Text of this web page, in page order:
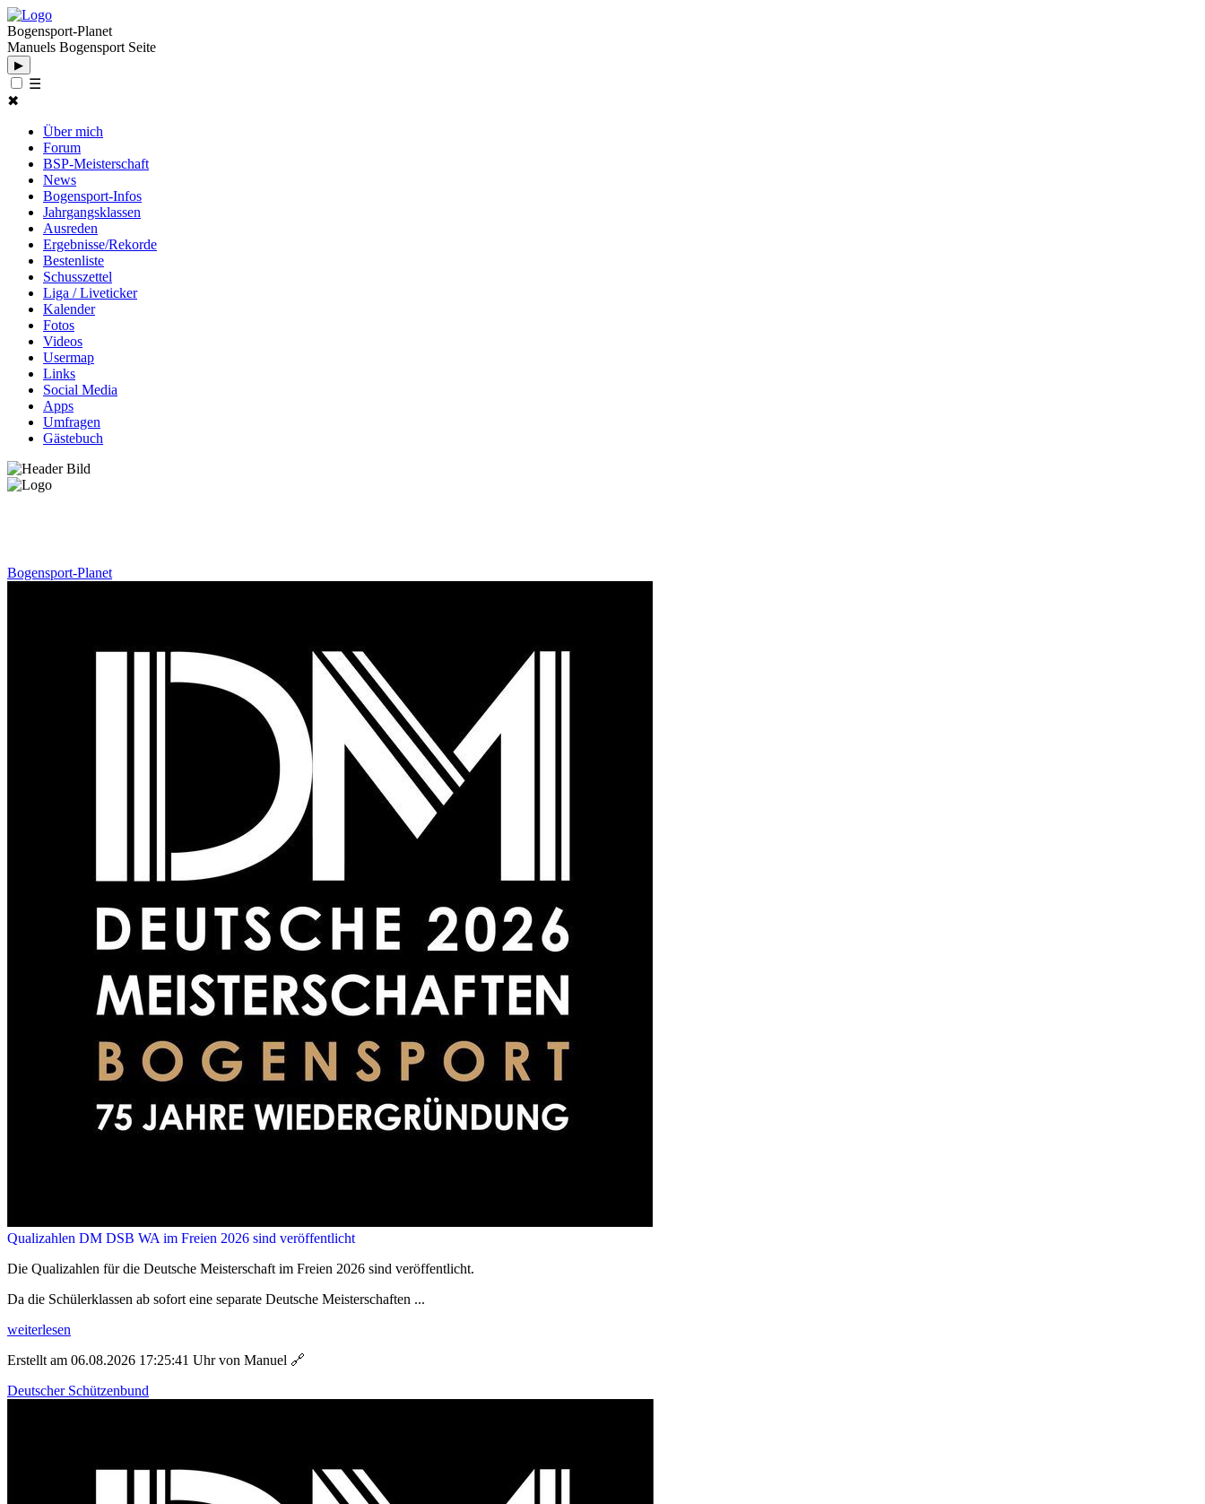
Bogensport-Planet
Manuels Bogensport Seite
▶
☰
✖
Über mich
Forum
BSP-Meisterschaft
News
Bogensport-Infos
Jahrgangsklassen
Ausreden
Ergebnisse/Rekorde
Bestenliste
Schusszettel
Liga / Liveticker
Kalender
Fotos
Videos
Usermap
Links
Social Media
Apps
Umfragen
Gästebuch
Bogensport-Planet
Qualizahlen DM DSB WA im Freien 2026 sind veröffentlicht
Die Qualizahlen für die Deutsche Meisterschaft im Freien 2026 sind veröffentlicht.
Da die Schülerklassen ab sofort eine separate Deutsche Meisterschaften ...
weiterlesen
Erstellt am 06.08.2026 17:25:41 Uhr von Manuel 🔗
Deutscher Schützenbund